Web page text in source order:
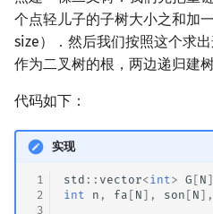
个点轻儿子的子树大小之和加
size）．然后我们按照这个求
作为二叉树的根，两边递归建
代码如下：
实现
1
2
3
std :: vector<int> G [ N
int
n , fa [ N ], son [ N ],